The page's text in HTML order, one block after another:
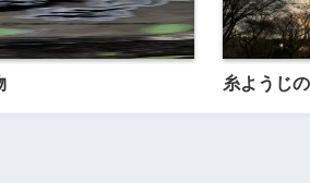
糸ようじ